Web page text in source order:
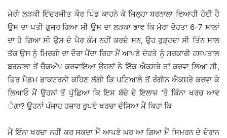
ਮੇਰੀ ਲੜਕੀ ਇੰਦਰਜੀਤ ਕੌਰ ਪਿੰਡ ਕਾਹਨੇ ਕੇ ਜ਼ਿਲ੍ਹਾ ਬਰਨਾਲਾ ਵਿਆਹੀ ਹੋਈ ਹੈ
ਉਸ ਦਾ ਪਤੀ ਗੁਜ਼ਰ ਗਿਆ ਸੀ ਉਸ ਦਾ ਲੜਕਾ ਭਾਵ ਕਿ ਮੇਰਾ ਦੋਹਤਾ 6-7 ਸਾਲਾਂ
ਦਾ ਹੋ ਗਿਆ ਸੀ ਉਸ ਦੇ ਪੈਰ ਕੰਮ ਨਹੀਂ ਕਰਦੇ ਸਨ, ਉਹ ਰੁੜ੍ਹਦਾ ਸੀ ਤਿੰਨ ਸਾਲ
ਤੱਕ ਉਸ ਨੂੰ ਮਿਰਗੀ ਦਾ ਦੌਰਾ ਪੈਂਦਾ ਰਿਹਾ ਮੈਂ ਆਪਣੇ ਦੋਹਤੇ ਨੂੰ ਸਰਕਾਰੀ ਹਸਪਤਾਲ
ਬਰਨਾਲਾ ਤੋਂ ਚੈਕਅੱਪ ਕਰਵਾਇਆ ਉਹਨਾਂ ਨੇ ਇੱਕ ਐਕਸਰੇ ਤਾਂ ਕਰਵਾ ਲਿਆ ਸੀ,
ਫਿਰ ਮੈਡਮ ਡਾਕਟਰਨੀ ਕਹਿਣ ਲੱਗੀ ਕਿ ਪਟਿਆਲੇ ਤੋਂ ਰੰਗੀਨ ਐਕਸਰੇ ਕਰਵਾ ਕੇ
ਲਿਆਓ ਮੈਂ ਉਹਨਾਂ ਤੋਂ ਪੁੱਛਿਆ ਕਿ ਇਸ ਬੱਚੇ ਦੇ ਇਲਾਜ ’ਤੇ ਕਿੰਨਾ ਖਰਚ ਆਵ
ੇਗਾ? ਉਹਨਾਂ ਪੰਜਾਹ ਹਜ਼ਾਰ ਰੁਪਏ ਖਰਚਾ ਦੱਸਿਆ ਮੈਂ ਕਿਹਾ ਕਿ
ਮੈਂ ਇੰਨਾ ਖਰਚਾ ਨਹੀਂ ਕਰ ਸਕਦਾ ਮੈਂ ਆਪਣੇ ਘਰ ਆ ਗਿਆ ਮੈਂ ਸਿਮਰਨ ਦੇ ਦੌਰਾਨ